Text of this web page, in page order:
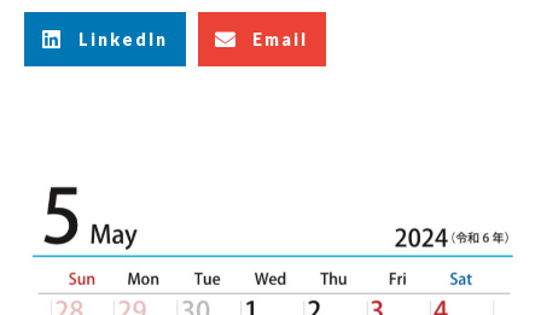
LinkedIn Email